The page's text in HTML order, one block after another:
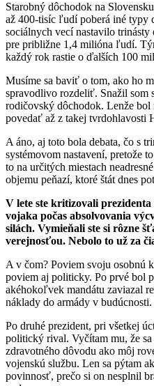
Starobný dôchodok na
až 400-tisíc ľudí poberá iné typy
sociálnych vecí nastavilo
pre približne 1,4 milióna ľudí.
každý rok rastie o ďalších 100
Musíme sa baviť o tom, ako ho
spravodlivo rozdeliť. Snažil som
rodičovský dôchodok. Lenže bol
povedať až z takej tvrdohlavosti
A áno, aj toto bola debata, čo s
systémovom nastavení, pretože
to na určitých miestach
objemu peňazí, ktoré štát dnes
V lete ste kritizovali
vojaka počas absolvovania
silách. Vymieňali ste si rôzne
verejnosťou. Nebolo to už za
A v čom? Poviem svoju osobnú
poviem aj politicky. Po prvé bol
akéhokoľvek mandátu zaviazal
náklady do armády v budúcnosti.
Po druhé prezident, pri všetkej
politický rival. Vyčítam mu, že
zdravotného dôvodu ako môj
vojenskú službu. Len sa pýtam
povinnosť, prečo si on nesplnil